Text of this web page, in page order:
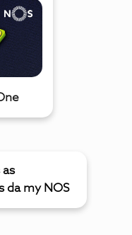
as
da my NOS